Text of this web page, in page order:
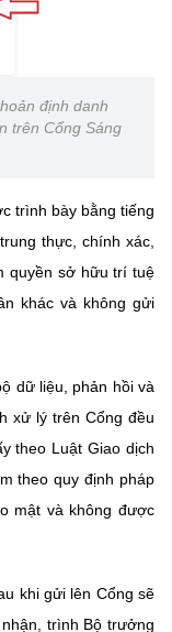
Nghệ
định danh
trên Cổng Sáng
trình bày bằng tiếng
thực, chính xác,
quyền sở hữu trí tuệ
khác và không gửi
dữ liệu, phản hồi và
xử lý trên Cổng đều
theo Luật Giao dịch
theo quy định pháp
mật và không được
khi gửi lên Cổng sẽ
trình Bộ trưởng